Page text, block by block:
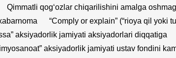
Qimmatli qog‘ozlar chiqarilishini amalga
“Comply or explain” (“rioya qil yoki
aksiyadorlik jamiyati aksiyadorlari diqqatiga
aksiyadorlik jamiyati ustav fondini